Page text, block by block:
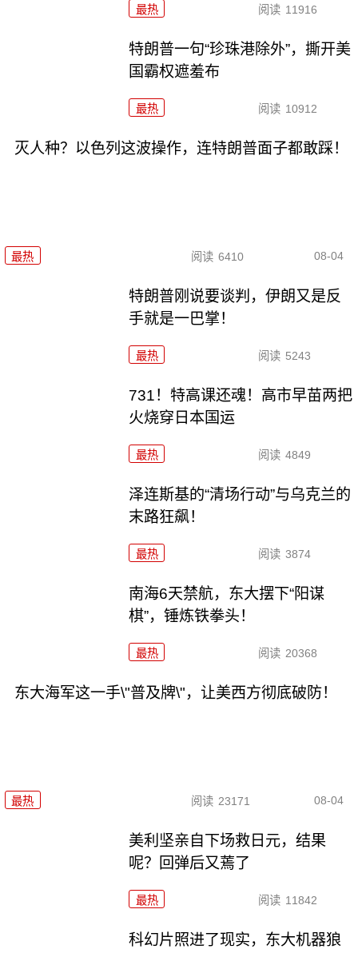
最热 阅读 11916
特朗普一句“珍珠港除外”，撕开美
国霸权遮羞布
最热 阅读 10912
灭人种？以色列这波操作，连特朗普面子都敢踩！
最热 阅读 6410 08-04
特朗普刚说要谈判，伊朗又是反
手就是一巴掌！
最热 阅读 5243
731！特高课还魂！高市早苗两把
火烧穿日本国运
最热 阅读 4849
泽连斯基的“清场行动”与乌克兰的
末路狂飙！
最热 阅读 3874
南海6天禁航，东大摆下“阳谋
棋”，锤炼铁拳头！
最热 阅读 20368
东大海军这一手\"普及牌\"，让美西方彻底破防！
最热 阅读 23171 08-04
美利坚亲自下场救日元，结果
呢？回弹后又蔫了
最热 阅读 11842
科幻片照进了现实，东大机器狼